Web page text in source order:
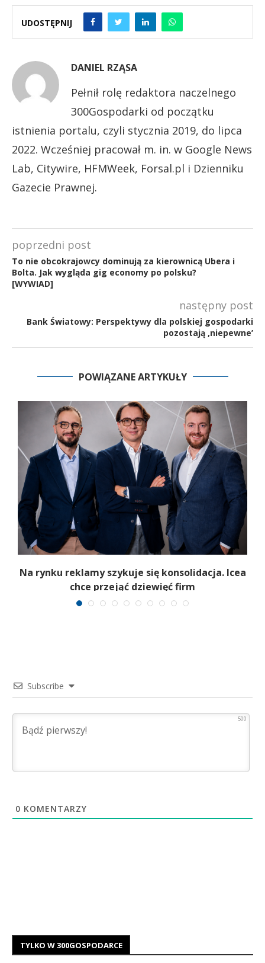
UDOSTĘPNIJ
DANIEL RZĄSA
Pełnił rolę redaktora naczelnego
300Gospodarki od początku
istnienia portalu, czyli stycznia 2019, do lipca
2022. Wcześniej pracował m. in. w Google News
Lab, Citywire, HFMWeek, Forsal.pl i Dzienniku
Gazecie Prawnej.
poprzedni post
To nie obcokrajowcy dominują za kierownicą Ubera i
Bolta. Jak wygląda gig economy po polsku?
[WYWIAD]
następny post
Bank Światowy: Perspektywy dla polskiej gospodarki
pozostają ‚niepewne’
POWIĄZANE ARTYKUŁY
Na rynku reklamy szykuje się konsolidacja. Icea
chce przejąć dziewięć firm
Subscribe
500
0 KOMENTARZY
TYLKO W 300GOSPODARCE